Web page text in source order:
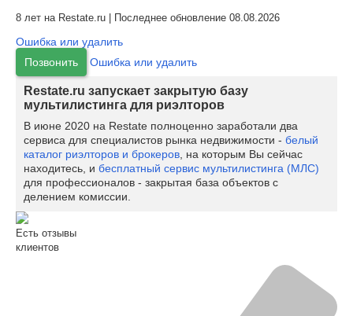
8 лет на Restate.ru | Последнее обновление 08.08.2026
Ошибка или удалить
Позвонить
Ошибка или удалить
Restate.ru запускает закрытую базу
мультилистинга для риэлторов
В июне 2020 на Restate полноценно заработали два
сервиса для специалистов рынка недвижимости - белый
каталог риэлторов и брокеров , на которым Вы сейчас
находитесь, и бесплатный сервис мультилистинга (МЛС)
для профессионалов - закрытая база объектов с
делением комиссии.
Есть отзывы
клиентов